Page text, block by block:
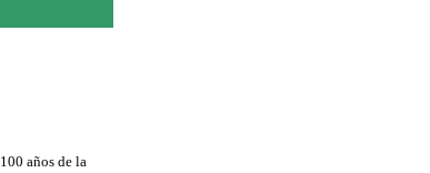
años de la